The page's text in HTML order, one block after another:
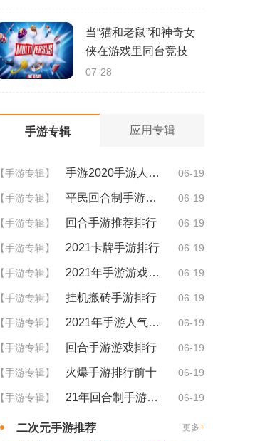
当“猫和老鼠”和神奇女
侠在游戏里同台竞技
07-28
手游专辑 应用专辑
【手游专辑】 手游2020手游人气排行 06-19
【手游专辑】 平民回合制手游排行 06-19
【手游专辑】 回合手游推荐排行 06-19
【手游专辑】 2021卡牌手游排行 06-19
【手游专辑】 2021年手游游戏排行 06-19
【手游专辑】 挂机搬砖手游排行 06-19
【手游专辑】 2021年手游人气排行 06-19
【手游专辑】 回合手游游戏排行 06-19
【手游专辑】 火爆手游排行前十 06-19
【手游专辑】 21年回合制手游排行 06-19
二次元手游推荐 更多+